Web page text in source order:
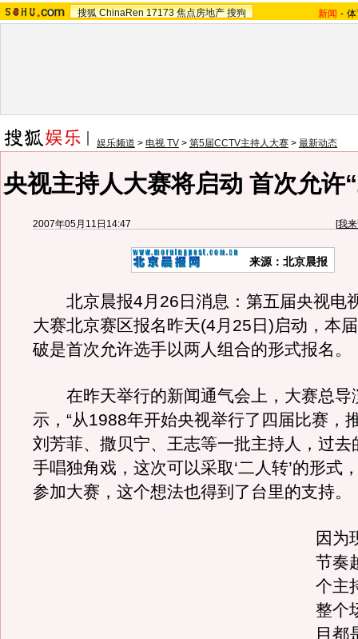
搜狐 ChinaRen 17173 焦点房地产 搜狗 新闻 -
娱乐频道 > 电视 TV > 第5届CCTV主持人大赛 > 最新动态
央视主持人大赛将启动 首次允许
2007年05月11日14:47 [我
来源：北京晨报
北京晨报4月26日消息：第五届央视电
大赛北京赛区报名昨天(4月25日)启动，本
破是首次允许选手以两人组合的形式报名。
在昨天举行的新闻通气会上，大赛总导
示，“从1988年开始央视举行了四届比赛，
刘芳菲、撒贝宁、王志等一批主持人，过去
手唱独角戏，这次可以采取‘二人转’的形式
参加大赛，这个想法也得到了台里的支持。
因为
节奏
个主
整个
目都